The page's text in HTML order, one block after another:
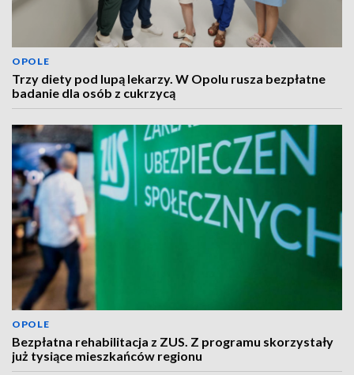
OPOLE
Trzy diety pod lupą lekarzy. W Opolu rusza bezpłatne
badanie dla osób z cukrzycą
OPOLE
Bezpłatna rehabilitacja z ZUS. Z programu skorzystały
już tysiące mieszkańców regionu